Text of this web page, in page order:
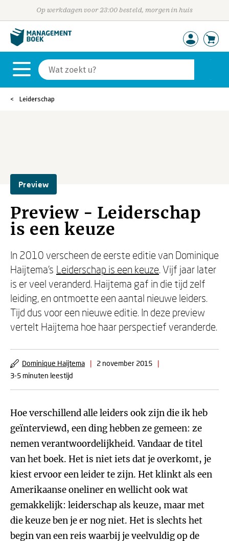
Op werkdagen voor 23:00 besteld, morgen in huis
Leiderschap
Preview
Preview - Leiderschap
is een keuze
In 2010 verscheen de eerste editie van Dominique
Haijtema’s Leiderschap is een keuze. Vijf jaar later
is er veel veranderd. Haijtema gaf in die tijd zelf
leiding, en ontmoette een aantal nieuwe leiders.
Tijd dus voor een nieuwe editie. In deze preview
vertelt Haijtema hoe haar perspectief veranderde.
Dominique Haijtema | 2 november 2015
|
3-5 minuten leestijd
Hoe verschillend alle leiders ook zijn die ik heb
geïnterviewd, een ding hebben ze gemeen: ze
nemen verantwoordelijkheid. Vandaar de titel
van het boek. Het is niet iets dat je overkomt, je
kiest ervoor een leider te zijn. Het klinkt als een
Amerikaanse oneliner en wellicht ook wat
gemakkelijk: leiderschap als keuze, maar met
die keuze ben je er nog niet. Het is slechts het
begin van een reis waarbij je veelvuldig op de